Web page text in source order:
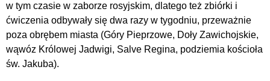
w tym czasie w zaborze rosyjskim, dlatego też zbiórki i
ćwiczenia odbywały się dwa razy w tygodniu, przeważnie
poza obrębem miasta (Góry Pieprzowe, Doły Zawichojskie,
wąwóz Królowej Jadwigi, Salve Regina, podziemia kościoła
św. Jakuba).